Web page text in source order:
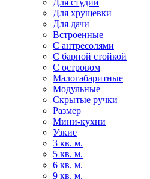
Для студии
Для хрущевки
Для дачи
Встроенные
С антресолями
С барной стойкой
С островом
Малогабаритные
Модульные
Скрытые ручки
Размер
Мини-кухни
Узкие
3 кв. м.
5 кв. м.
6 кв. м.
9 кв. м.